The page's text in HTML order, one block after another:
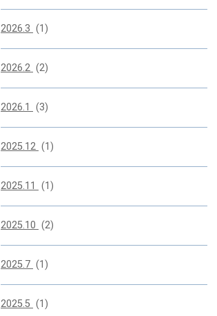
2026.3 (1)
2026.2 (2)
2026.1 (3)
2025.12 (1)
2025.11 (1)
2025.10 (2)
2025.7 (1)
2025.5 (1)